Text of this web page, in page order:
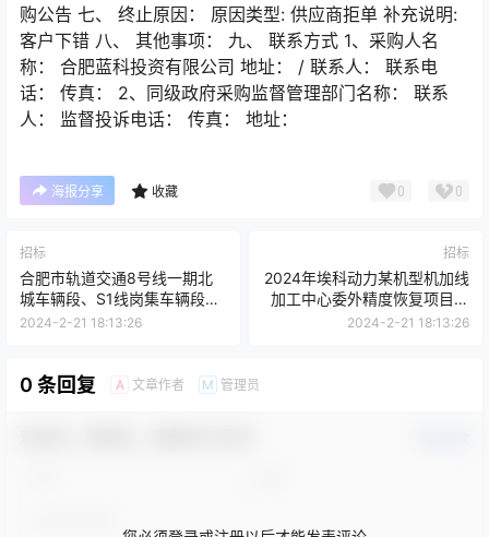
购公告 七、 终止原因： 原因类型: 供应商拒单 补充说明:
客户下错 八、 其他事项： 九、 联系方式 1、采购人名
称： 合肥蓝科投资有限公司 地址： / 联系人： 联系电
话： 传真： 2、同级政府采购监督管理部门名称： 联系
人： 监督投诉电话： 传真： 地址：
海报分享 收藏 0 0
招标
合肥市轨道交通8号线一期北
城车辆段、S1线岗集车辆段、
线网控制及应急救援指挥中
2024-2-21 18:13:26
招标
2024年埃科动力某机型机加线
加工中心委外精度恢复项目项
目公告
2024-2-21 18:13:26
0 条回复 A 文章作者 M 管理员